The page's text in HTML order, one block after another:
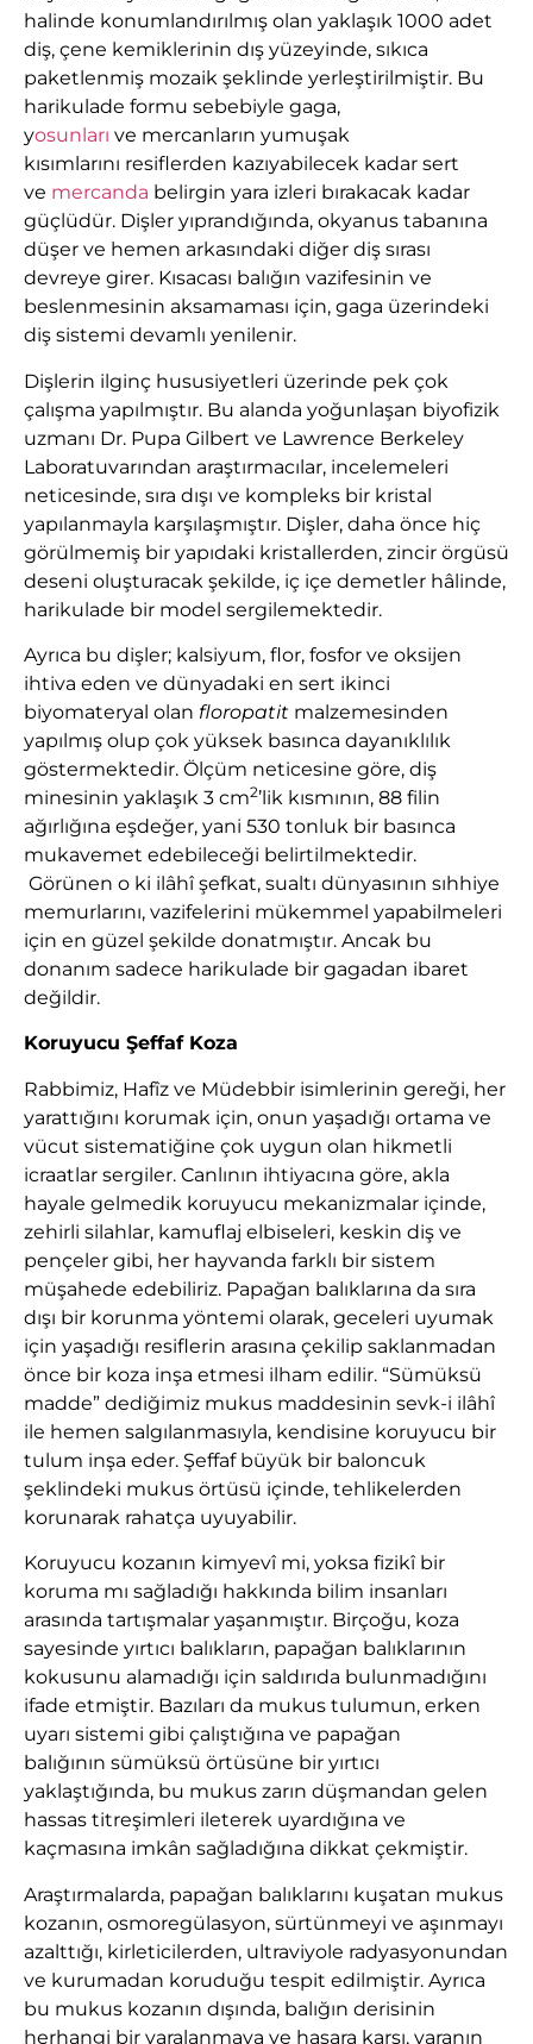
halinde konumlandırılmış olan yaklaşık 1000 adet
diş, çene kemiklerinin dış yüzeyinde, sıkıca
paketlenmiş mozaik şeklinde yerleştirilmiştir. Bu
harikulade formu sebebiyle gaga,
yosunları ve mercanların yumuşak
kısımlarını resiflerden kazıyabilecek kadar sert
ve mercanda belirgin yara izleri bırakacak kadar
güçlüdür. Dişler yıprandığında, okyanus tabanına
düşer ve hemen arkasındaki diğer diş sırası
devreye girer. Kısacası balığın vazifesinin ve
beslenmesinin aksamaması için, gaga üzerindeki
diş sistemi devamlı yenilenir.
Dişlerin ilginç hususiyetleri üzerinde pek çok
çalışma yapılmıştır. Bu alanda yoğunlaşan biyofizik
uzmanı Dr. Pupa Gilbert ve Lawrence Berkeley
Laboratuvarından araştırmacılar, incelemeleri
neticesinde, sıra dışı ve kompleks bir kristal
yapılanmayla karşılaşmıştır. Dişler, daha önce hiç
görülmemiş bir yapıdaki kristallerden, zincir örgüsü
deseni oluşturacak şekilde, iç içe demetler hâlinde,
harikulade bir model sergilemektedir.
Ayrıca bu dişler; kalsiyum, flor, fosfor ve oksijen
ihtiva eden ve dünyadaki en sert ikinci
biyomateryal olan floropatit malzemesinden
yapılmış olup çok yüksek basınca dayanıklılık
göstermektedir. Ölçüm neticesine göre, diş
minesinin yaklaşık 3 cm2’lik kısmının, 88 filin
ağırlığına eşdeğer, yani 530 tonluk bir basınca
mukavemet edebileceği belirtilmektedir.
Görünen o ki ilâhî şefkat, sualtı dünyasının sıhhiye
memurlarını, vazifelerini mükemmel yapabilmeleri
için en güzel şekilde donatmıştır. Ancak bu
donanım sadece harikulade bir gagadan ibaret
değildir.
Koruyucu Şeffaf Koza
Rabbimiz, Hafîz ve Müdebbir isimlerinin gereği, her
yarattığını korumak için, onun yaşadığı ortama ve
vücut sistematiğine çok uygun olan hikmetli
icraatlar sergiler. Canlının ihtiyacına göre, akla
hayale gelmedik koruyucu mekanizmalar içinde,
zehirli silahlar, kamuflaj elbiseleri, keskin diş ve
pençeler gibi, her hayvanda farklı bir sistem
müşahede edebiliriz. Papağan balıklarına da sıra
dışı bir korunma yöntemi olarak, geceleri uyumak
için yaşadığı resiflerin arasına çekilip saklanmadan
önce bir koza inşa etmesi ilham edilir. “Sümüksü
madde” dediğimiz mukus maddesinin sevk-i ilâhî
ile hemen salgılanmasıyla, kendisine koruyucu bir
tulum inşa eder. Şeffaf büyük bir baloncuk
şeklindeki mukus örtüsü içinde, tehlikelerden
korunarak rahatça uyuyabilir.
Koruyucu kozanın kimyevî mi, yoksa fizikî bir
koruma mı sağladığı hakkında bilim insanları
arasında tartışmalar yaşanmıştır. Birçoğu, koza
sayesinde yırtıcı balıkların, papağan balıklarının
kokusunu alamadığı için saldırıda bulunmadığını
ifade etmiştir. Bazıları da mukus tulumun, erken
uyarı sistemi gibi çalıştığına ve papağan
balığının sümüksü örtüsüne bir yırtıcı
yaklaştığında, bu mukus zarın düşmandan gelen
hassas titreşimleri ileterek uyardığına ve
kaçmasına imkân sağladığına dikkat çekmiştir.
Araştırmalarda, papağan balıklarını kuşatan mukus
kozanın, osmoregülasyon, sürtünmeyi ve aşınmayı
azalttığı, kirleticilerden, ultraviyole radyasyonundan
ve kurumadan koruduğu tespit edilmiştir. Ayrıca
bu mukus kozanın dışında, balığın derisinin
herhangi bir yaralanmaya ve hasara karşı, yaranın